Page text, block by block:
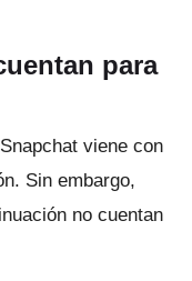
para
viene con
Sin embargo,
no cuentan